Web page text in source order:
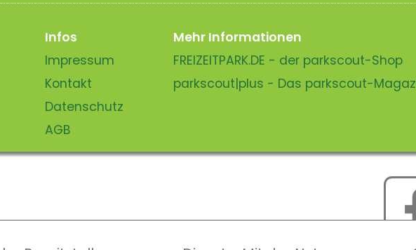
Infos
Impressum
Kontakt
Datenschutz
AGB
Mehr Informationen
FREIZEITPARK.DE - der parkscout-Shop
parkscout|plus - Das parkscout-